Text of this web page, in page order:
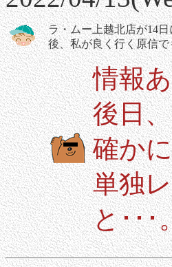
ラ・ムー上越北店が14
後、私が良く行く原信
情報
後日
確か
単独
と･･･